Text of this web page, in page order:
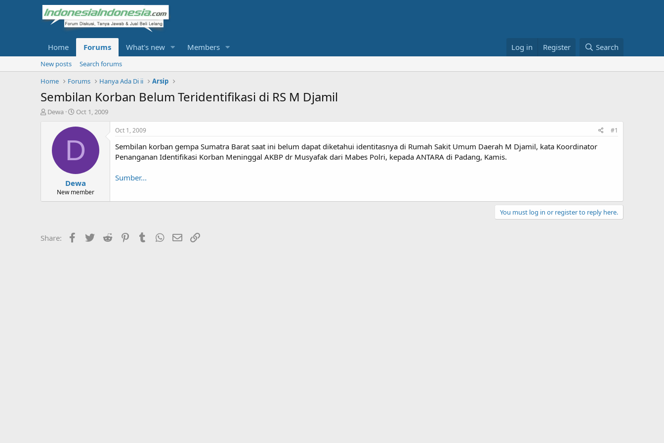
Home Forums What's new Members Log in Register Search
New posts
Search forums
Home
Forums Hanya Ada Di ii Arsip
Sembilan Korban Belum Teridentifikasi di RS M Djamil
T
t
Dewa
S
a
d
t
e
Oct 1, 2009
D
Dewa
New member
Oct 1, 2009 #1
Sembilan korban gempa Sumatra Barat saat ini belum dapat diketahui identitasnya di Rumah Sakit Umum Daerah M Djamil, kata Koordinator
Penanganan Identifikasi Korban Meninggal AKBP dr Musyafak dari Mabes Polri, kepada ANTARA di Padang, Kamis.
Sumber...
You must log in or register to reply here.
Share: Facebook
Twitter Reddit PinterestTumblrWhatsApp
Email